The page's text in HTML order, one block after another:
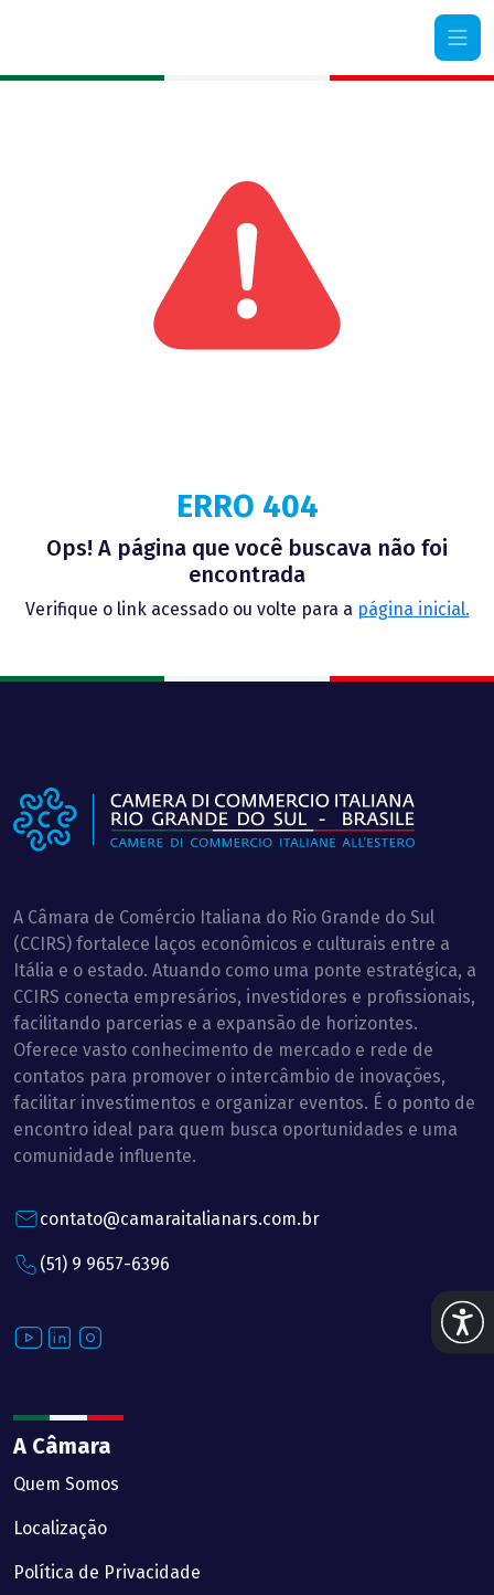
Abrir
Camera di Commercio Italiana Rio Grande do
ERRO 404
Ops! A página que você buscava não foi
encontrada
Verifique o link acessado ou volte para a página inicial.
A Câmara de Comércio Italiana do Rio Grande do Sul
(CCIRS) fortalece laços econômicos e culturais entre a
Itália e o estado. Atuando como uma ponte estratégica, a
CCIRS conecta empresários, investidores e profissionais,
facilitando parcerias e a expansão de horizontes.
Oferece vasto conhecimento de mercado e rede de
contatos para promover o intercâmbio de inovações,
facilitar investimentos e organizar eventos. É o ponto de
encontro ideal para quem busca oportunidades e uma
comunidade influente.
contato@camaraitalianars.com.br
(51) 9 9657-6396
YoutubeLinkedInInstagram
A Câmara
Quem Somos
Localização
Política de Privacidade